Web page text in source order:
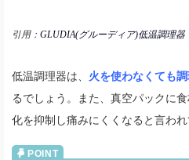
引用： GLUDIA(グルーディア)低温調理器
低温調理器は、 火を使わなくても
るでしょう。また、真空パックに
化を抑制し痛みにくくなると言われ